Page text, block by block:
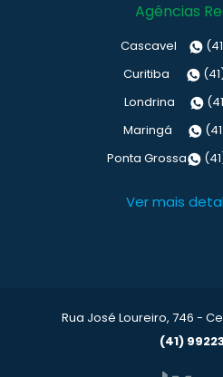
Agências
Cascavel
Curitiba
Londrina
Maringá
Ponta Grossa
Ver mais
Rua José Loureiro, 746 -
(41)